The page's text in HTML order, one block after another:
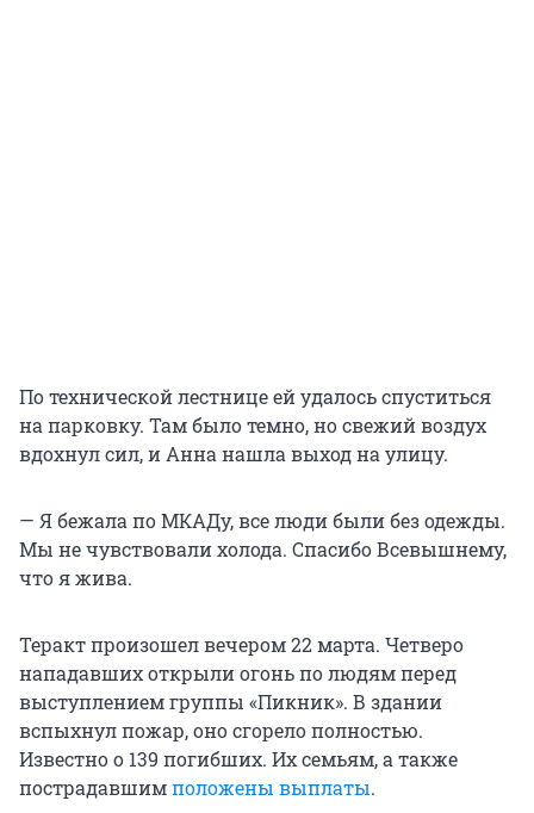
По технической лестнице ей удалось спуститься
на парковку. Там было темно, но свежий воздух
вдохнул сил, и Анна нашла выход на улицу.
— Я бежала по МКАДу, все люди были без одежды.
Мы не чувствовали холода. Спасибо Всевышнему,
что я жива.
Теракт произошел вечером 22 марта. Четверо
нападавших открыли огонь по людям перед
выступлением группы «Пикник». В здании
вспыхнул пожар, оно сгорело полностью.
Известно о 139 погибших. Их семьям, а также
пострадавшимположены выплаты.